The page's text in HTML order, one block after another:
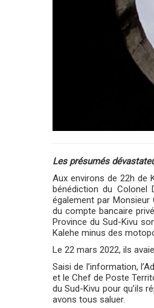
Les présumés
Aux environs de 22h de
bénédiction du Colonel
également par
du compte bancaire
Province du Sud-Kivu
Kalehe minus des
Le 22 mars 2022, ils
Saisi de l’information,
et le Chef de Poste
du Sud-Kivu pour qu’ils
avons tous saluer.